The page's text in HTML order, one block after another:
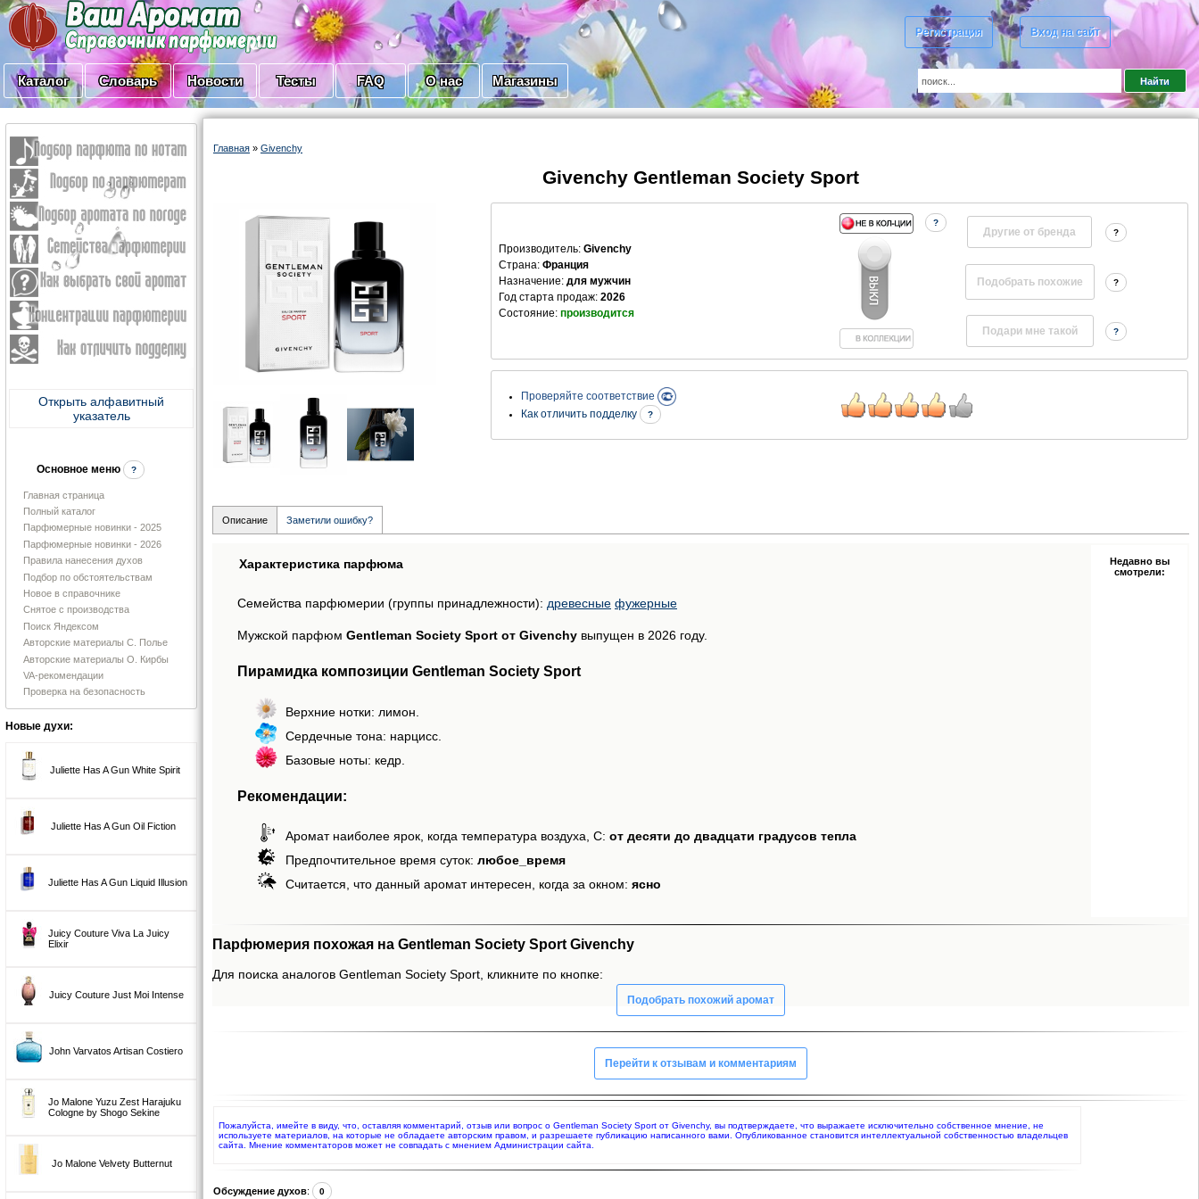
Регистрация Вход на сайт
Каталог Словарь Новости Тесты FAQ О нас Магазины
Открыть алфавитный
указатель
Основное меню ?
Главная страница
Полный каталог
Парфюмерные новинки - 2025
Парфюмерные новинки - 2026
Правила нанесения духов
Подбор по обстоятельствам
Новое в справочнике
Снятое с производства
Поиск Яндексом
Авторские материалы С. Полье
Авторские материалы О. Кирбы
VA-рекомендации
Проверка на безопасность
Новые духи:
Juliette Has A Gun White Spirit
Juliette Has A Gun Oil Fiction
Juliette Has A Gun Liquid Illusion
Juicy Couture Viva La Juicy
Elixir
Juicy Couture Just Moi Intense
John Varvatos Artisan Costiero
Jo Malone Yuzu Zest Harajuku
Cologne by Shogo Sekine
Jo Malone Velvety Butternut
Главная » Givenchy
Givenchy Gentleman Society Sport
Производитель: Givenchy
Страна: Франция
Назначение: для мужчин
Год старта продаж: 2026
Состояние: производится
?
Другие от бренда ?
?
?
Проверяйте соответствие
Как отличить подделку
?
Описание Заметили ошибку?
Характеристика парфюма
Семейства парфюмерии (группы принадлежности): древесные фужерные
Мужской парфюм Gentleman Society Sport от Givenchy выпущен в 2026 году.
Пирамидка композиции Gentleman Society Sport
Верхние нотки: лимон.
Сердечные тона: нарцисс.
Базовые ноты: кедр.
Рекомендации:
Аромат наиболее ярок, когда температура воздуха, С: от десяти до двадцати градусов тепла
Предпочтительное время суток: любое_время
Считается, что данный аромат интересен, когда за окном: ясно
Недавно вы
смотрели:
Парфюмерия похожая на Gentleman Society Sport Givenchy
Для поиска аналогов Gentleman Society Sport, кликните по кнопке:
Подобрать похожий аромат
Перейти к отзывам и комментариям
Пожалуйста, имейте в виду, что, оставляя комментарий, отзыв или вопрос о Gentleman Society Sport от Givenchy, вы подтверждаете, что выражаете исключительно собственное мнение, не
используете материалов, на которые не обладаете авторским правом, и разрешаете публикацию написанного вами. Опубликованное становится интеллектуальной собственностью владельцев
сайта. Мнение комментаторов может не совпадать с мнением Администрации сайта.
Обсуждение духов: 0